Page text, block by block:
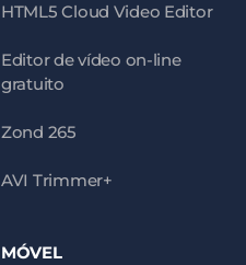
HTML5 Cloud Video Editor
Editor de vídeo on-line
gratuito
Zond 265
AVI Trimmer+
MÓVEL